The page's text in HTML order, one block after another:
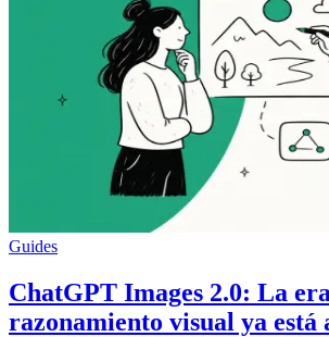
Guides
ChatGPT Images 2.0: La
razonamiento visual ya está